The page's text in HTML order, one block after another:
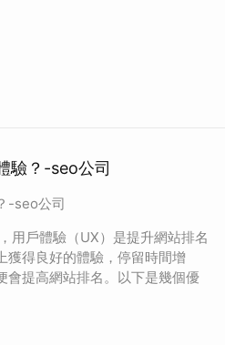
驗？-seo公司
-seo公司
用戶體驗（UX）是提升網站排名
獲得良好的體驗，停留時間增
會提高網站排名。以下是幾個優